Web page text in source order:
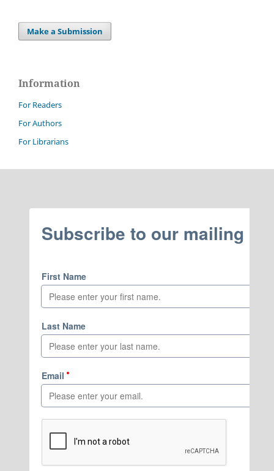
Make a Submission
Information
For Readers
For Authors
For Librarians